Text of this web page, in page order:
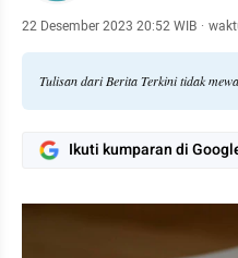
22 Desember 2023 20:52 WIB ·
Tulisan dari Berita Terkini tidak
Ikuti kumparan di